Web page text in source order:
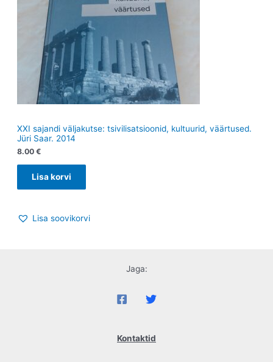
XXI sajandi väljakutse: tsivilisatsioonid, kultuurid, väärtused.
Jüri Saar. 2014
8.00 €
Lisa korvi
Lisa soovikorvi
Jaga:
Kontaktid